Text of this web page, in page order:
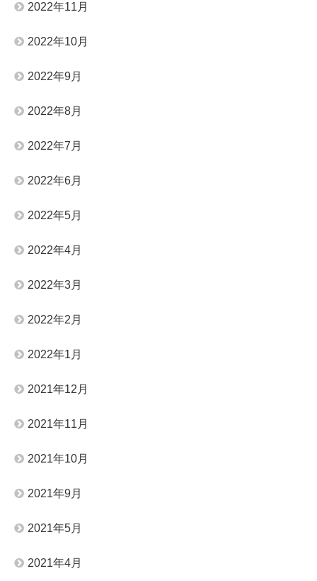
2022年11月
2022年10月
2022年9月
2022年8月
2022年7月
2022年6月
2022年5月
2022年4月
2022年3月
2022年2月
2022年1月
2021年12月
2021年11月
2021年10月
2021年9月
2021年5月
2021年4月